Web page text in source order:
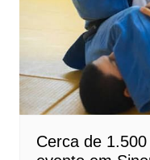
Cerca de